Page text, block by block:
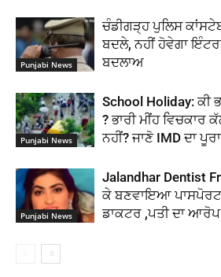
Punjabi News
ਚੰਡੀਗੜ੍ਹ ਪੁਲਿਸ
ਬਦਲੇ, ਨਹੀਂ ਹੋਵੇਗਾ
ਬਦਲਾਅ
Punjabi News
School Holiday:
? ਭਾਰੀ ਮੀਂਹ ਵਿਚਕਾਰ
ਨਹੀਂ? ਜਾਣੋ IMD ਦਾ
Punjabi News
Jalandhar Dentist
ਕੇ ਬਣਵਾਇਆ ਪਾਸਪੋਰਟ,
ਡਾਕਟਰ ,ਪਤੀ ਦਾ ਆਰੋਪ